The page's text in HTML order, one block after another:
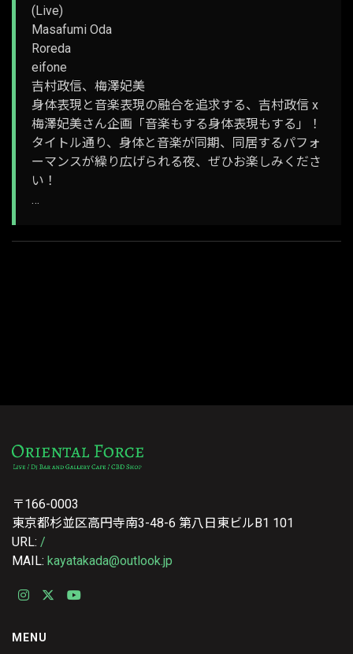
(Live)
Masafumi Oda
Roreda
eifone
吉村政信、梅澤妃美
身体表現と音楽表現の融合を追求する、吉村政信 x
梅澤妃美さん企画「音楽もする身体表現もする」！
タイトル通り、身体と音楽が同期、同居するパフォ
ーマンスが繰り広げられる夜、ぜひお楽しみくださ
い！
…
〒166-0003
東京都杉並区高円寺南3-48-6 第八日東ビルB1 101
URL: /
MAIL: kayatakada@outlook.jp
MENU